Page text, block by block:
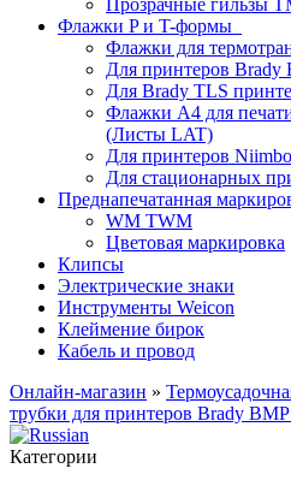
Прозрачные гильзы
Флажки P и T-формы
Флажки для
Для принтеров Brady
Для Brady TLS
Флажки A4 для
(Листы LAT)
Для принтеров
Для стационарных
Преднапечатанная
WM TWM
Цветовая маркировка
Клипсы
Электрические знаки
Инструменты Weicon
Клеймение бирок
Кабель и провод
Онлайн-магазин »
трубки для принтеров Brady
Категории